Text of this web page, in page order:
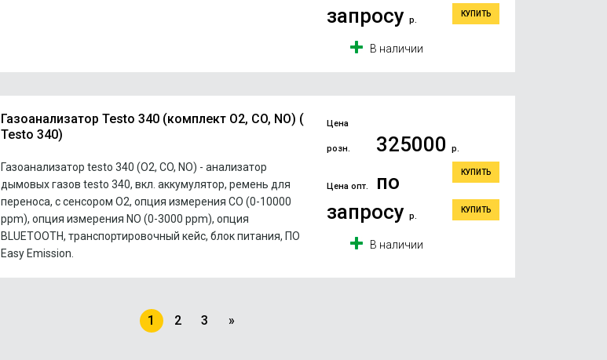
запросу р.
КУПИТЬ
В наличии
Газоанализатор Testo 340 (комплект O2, CO, NO) (
Testo 340)
Газоанализатор testo 340 (O2, CO, NO) - анализатор
дымовых газов testo 340, вкл. аккумулятор, ремень для
переноса, с сенсором О2, опция измерения СО (0-10000
ppm), опция измерения NO (0-3000 ppm), опция
BLUETOOTH, транспортировочный кейс, блок питания, ПО
Easy Emission.
Цена
розн. 325000 р.
КУПИТЬ
Цена опт.
по
запросу р.
КУПИТЬ
В наличии
1 2 3 »